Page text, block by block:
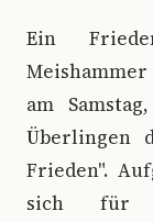
Ein
am
Überlingen
Frieden".
sich für